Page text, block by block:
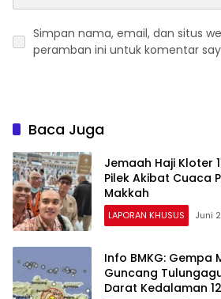
Simpan nama, email, dan situs
peramban ini untuk komentar
Baca Juga
Jemaah Haji Kloter
Pilek Akibat Cuaca
Makkah
LAPORAN KHUSUS Juni
Info BMKG: Gempa
Guncang
Darat Kedalaman